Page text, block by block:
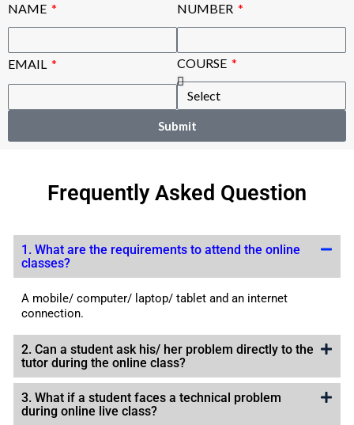
NAME NUMBER
EMAIL COURSE
Submit
Frequently Asked Question
1. What are the requirements to attend the online
classes?
A mobile/ computer/ laptop/ tablet and an internet
connection.
2. Can a student ask his/ her problem directly to the
tutor during the online class?
3. What if a student faces a technical problem
during online live class?